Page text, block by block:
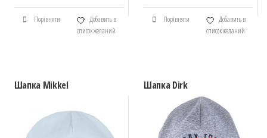
Порівняти
Добавить в
список желаний
Порівняти
Добавить в
список желаний
Шапка Mikkel Шапка Dirk